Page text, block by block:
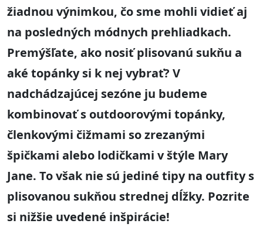
žiadnou výnimkou, čo sme mohli vidieť aj
na posledných módnych prehliadkach.
Premýšľate, ako nosiť plisovanú sukňu a
aké topánky si k nej vybrať? V
nadchádzajúcej sezóne ju budeme
kombinovať s outdoorovými topánky,
členkovými čižmami so zrezanými
špičkami alebo lodičkami v štýle Mary
Jane. To však nie sú jediné tipy na outfity s
plisovanou sukňou strednej dĺžky. Pozrite
si nižšie uvedené inšpirácie!